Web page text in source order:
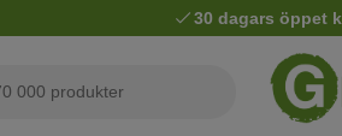
30 dagars öppet